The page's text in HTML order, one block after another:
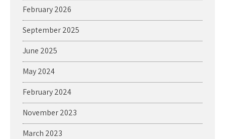
February 2026
September 2025
June 2025
May 2024
February 2024
November 2023
March 2023